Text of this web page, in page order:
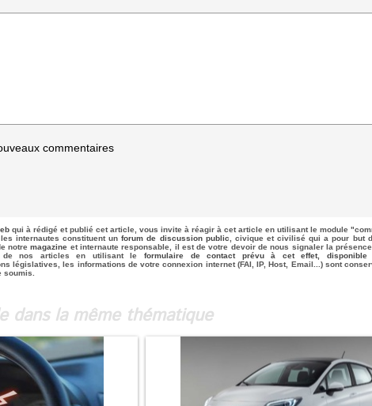
commentaires
qui à rédigé et publié cet article, vous invite à réagir à cet article en utilisant le module
internautes constituent unforum de discussion public , civique et civilisé qui a pour but
notremagazine et internaute responsable, il est de votre devoir de nous signaler la
de nos articles en utilisant le formulaire de contact prévu à cet effet,
législatives, les informations de votre connexion internet (FAI, IP, Host, Email...) sont
soumis.
dans la même thématique